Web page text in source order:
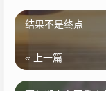
结果不是终点
« 上一篇